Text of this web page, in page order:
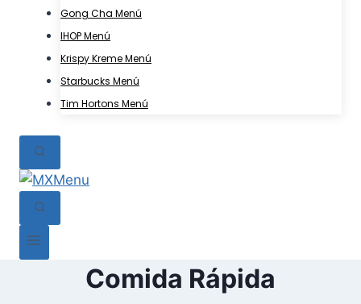
Gong Cha Menú
IHOP Menú
Krispy Kreme Menú
Starbucks Menú
Tim Hortons Menú
Comida Rápida